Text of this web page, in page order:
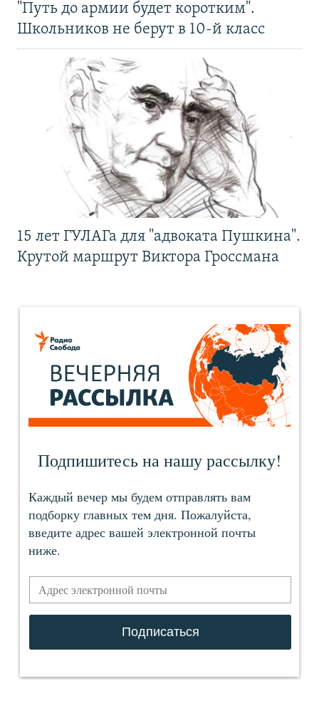
"Путь до армии будет коротким".
Школьников не берут в 10-й класс
15 лет ГУЛАГа для "адвоката Пушкина".
Крутой маршрут Виктора Гроссмана